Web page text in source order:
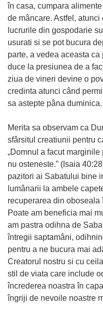
în casa, cumpara
de mâncare. Astfel,
lucrurile din gospodarie
usurati si se pot bucura
parte, a vedea aceasta
duce la presiunea de a
ziua de vineri devine o
credinta atunci când
sa astepte pâna duminica.
Merita sa observam ca
sfârsitul creatiunii pentru
„Domnul a facut
nu osteneste.” (Isaia
pazitori ai Sabatului bine
lumânarii la ambele
recuperarea din
Poate am beneficia mai
am pastra odihna de
întregii saptamâni,
pentru a ne bucura mai
Creatorul nostru si cu
stil de viata care include
încrederea noastra în
îngriji de nevoile noastre